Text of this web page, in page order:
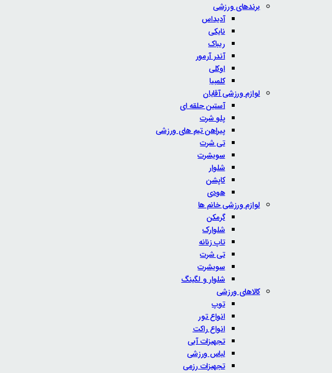
برندهای ورزشی
آدیداس
نایکی
ریباک
آندر آرمور
اوکلی
کلمبیا
لوازم ورزشی آقایان
آستین حلقه ای
پلو شرت
پیراهن تیم های ورزشی
تی شرت
سویشرت
شلوار
کاپشن
هودی
لوازم ورزشی خانم ها
گرمکن
شلوارک
تاپ زنانه
تی شرت
سویشرت
شلوار و لگینگ
کالاهای ورزشی
توپ
انواع تور
انواع راکت
تجهیزات آبی
لباس ورزشی
تجهیزات رزمی